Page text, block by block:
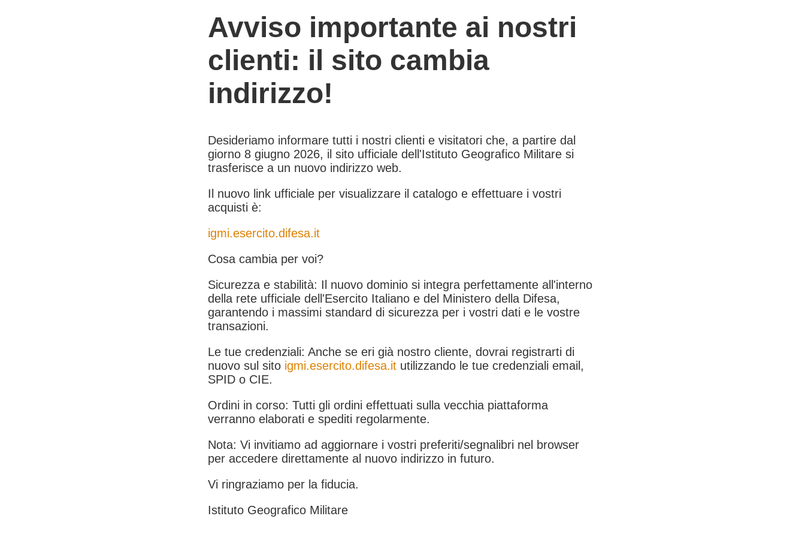
Avviso importante ai nostri
clienti: il sito cambia
indirizzo!
Desideriamo informare tutti i nostri clienti e visitatori che, a partire dal
giorno 8 giugno 2026, il sito ufficiale dell'Istituto Geografico Militare si
trasferisce a un nuovo indirizzo web.
Il nuovo link ufficiale per visualizzare il catalogo e effettuare i vostri
acquisti è:
igmi.esercito.difesa.it
Cosa cambia per voi?
Sicurezza e stabilità: Il nuovo dominio si integra perfettamente all'interno
della rete ufficiale dell'Esercito Italiano e del Ministero della Difesa,
garantendo i massimi standard di sicurezza per i vostri dati e le vostre
transazioni.
Le tue credenziali: Anche se eri già nostro cliente, dovrai registrarti di
nuovo sul sito igmi.esercito.difesa.it utilizzando le tue credenziali email,
SPID o CIE.
Ordini in corso: Tutti gli ordini effettuati sulla vecchia piattaforma
verranno elaborati e spediti regolarmente.
Nota: Vi invitiamo ad aggiornare i vostri preferiti/segnalibri nel browser
per accedere direttamente al nuovo indirizzo in futuro.
Vi ringraziamo per la fiducia.
Istituto Geografico Militare